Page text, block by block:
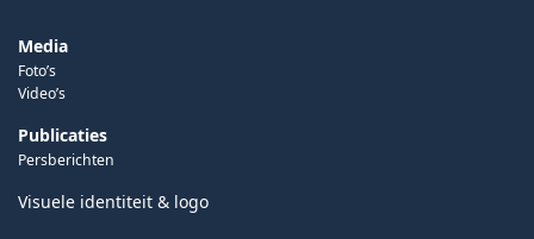
Media
Foto’s
Video’s
Publicaties
Persberichten
Visuele identiteit & logo